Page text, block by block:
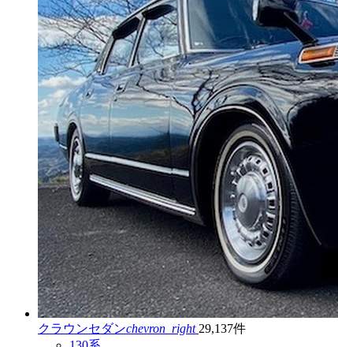
クラウンセダンchevron_right 29,137件